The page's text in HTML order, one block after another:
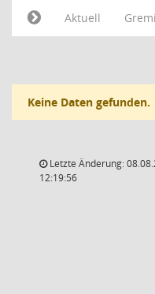
Aktuell
Keine Daten gefunden.
Letzte Änderung:
12:19:56